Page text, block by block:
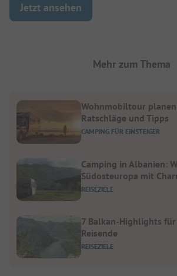
Jetzt ansehen
Mehr zum Thema
CAMPING FÜR EINSTEIGER
Wohnmobiltour
Ratschläge und Tipps
REISEZIELE
Camping in Albanien:
Südosteuropa mit
REISEZIELE
7 Balkan-Highlights für
Reisende